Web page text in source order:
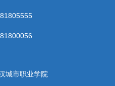
城市职业学院